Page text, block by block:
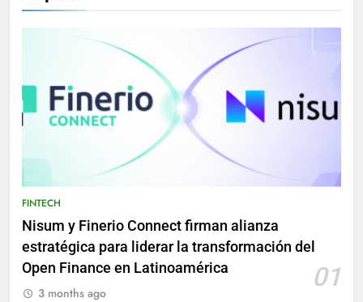
FINTECH
Nisum y Finerio Connect firman alianza
estratégica para liderar la transformación del
Open Finance en Latinoamérica
01
3 months ago